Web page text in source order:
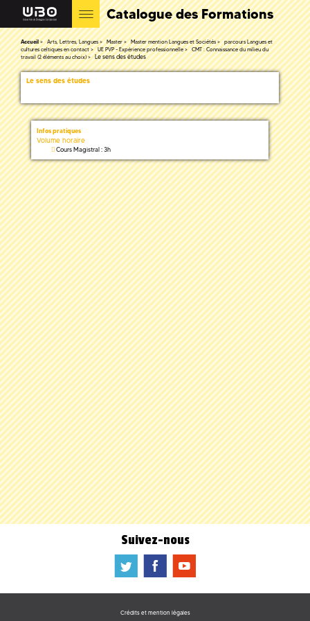
Catalogue des Formations
Accueil Arts, Lettres, Langues Master Master mention Langues et Sociétés
parcours Langues et
cultures celtiques en contact
UE PVP - Expérience professionnelle
CMT : Connaissance du milieu du
travail (2 éléments au choix)
Le sens des études
Le sens des études
Infos pratiques
Volume horaire
Cours Magistral : 3h
Suivez-nous
a b f
Crédits et mention légales